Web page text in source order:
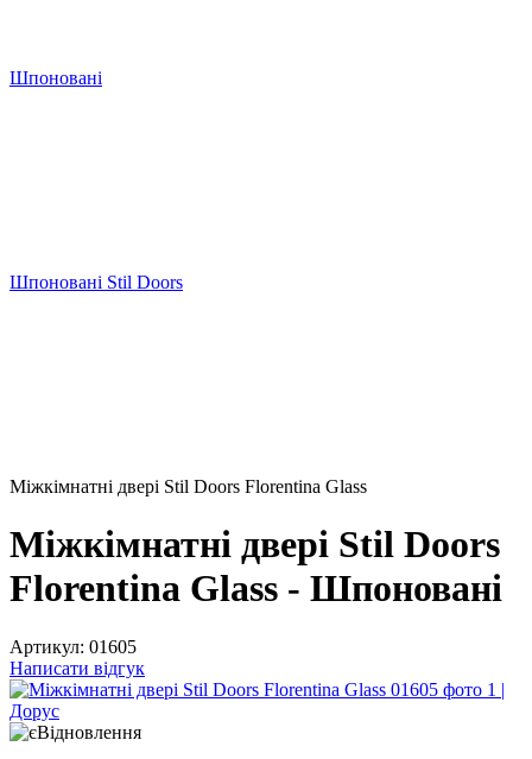
Шпоновані
Шпоновані Stil Doors
Міжкімнатні двері Stil Doors Florentina Glass
Міжкімнатні двері Stil Doors
Florentina Glass - Шпоновані
Артикул: 01605
Написати відгук